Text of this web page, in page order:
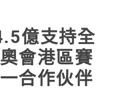
億支持全
會港區賽
合作伙伴